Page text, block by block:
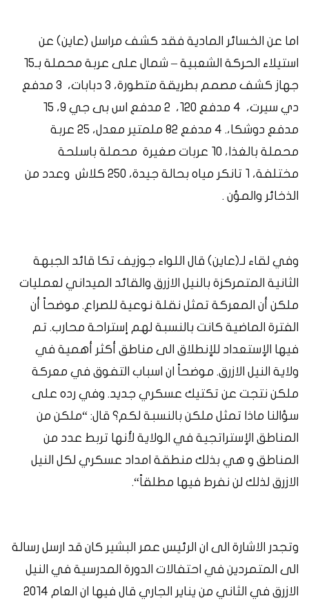
اما عن الخسائر المادية فقد كشف مراسل (عاين) عن
استيلاء الحركة الشعبية–
شمال على عربة محملة بـ١٥
جهاز كشف مصمم بطريقة متطورة، ٣ دبابات،
٣ مدفع
دي سيرت، ٤ مدفع ١٢٠،
٢ مدفع اس بى جي ٩، ١٥
مدفع دوشكا،.
٤ مدفع ٨٢ ملمتير معدل، ٢٥ عربة
محملة بالغذا، ١٠ عربات صغيرة
محملة باسلحة
مختلفة، ١ تانكر مياه بحالة جيدة، ٢٥٠ كلاش
وعدد من
الذخائر والمؤن .
وفي لقاء لـ(عاين) قال اللواء جوزيف تكا قائد الجبهة
الثانية المتمركزة بالنيل الازرق والقائد الميداني لعمليات
ملكن أن المعركة تمثل نقلة نوعية للصراع . موضحاً أن
الفترة الماضية كانت بالنسبة لهم إستراحة محارب. تم
فيها الإستعداد للإنطلاق الى مناطق أكثر أهمية في
ولاية النيل الازرق. موضحاً ان اسباب التفوق في معركة
ملكن نتجت عن تكتيك عسكري جديد. وفي رده على
سؤالنا ماذا تمثل ملكن بالنسبة لكم؟ قال: “ملكن من
المناطق الإستراتجية في الولاية لأنها تربط عدد من
المناطق و هي بذلك منطقة امداد عسكري لكل النيل
الازرق لذلك لن نفرط فيها مطلقاً“.
وتجدر الاشارة الى ان الرئيس عمر البشير كان قد ارسل رسالة
الى المتمردين في احتفالات الدورة المدرسية في النيل
الازرق في الثاني من يناير الجاري قال فيها ان العام ٢٠١٤